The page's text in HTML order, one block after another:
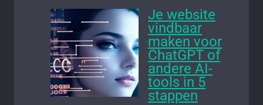
Je website
vindbaar
maken voor
ChatGPT of
andere AI-
tools in 5
stappen